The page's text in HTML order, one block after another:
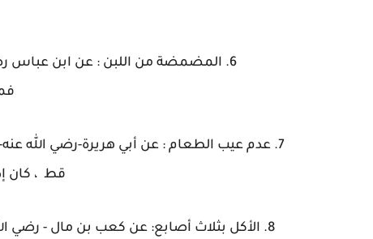
6. المضمضة من اللبن : عن ابن عباس
7. عدم عيب الطعام : عن أبي هريرة-رضي الله
قط ، كان إذا
8. الأكل بثلاث أصابع: عن كعب بن مال - رضي